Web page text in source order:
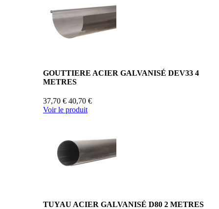
GOUTTIERE ACIER GALVANISÉ DEV33 4
METRES
37,70 € 40,70 €
Voir le produit
TUYAU ACIER GALVANISÉ D80 2 METRES